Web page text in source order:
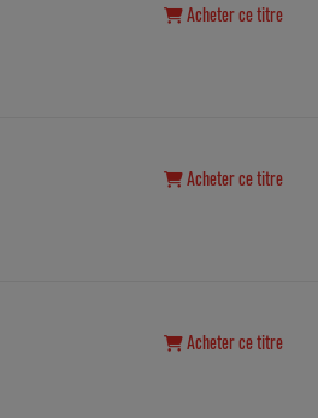
Acheter ce titre
Acheter ce titre
Acheter ce titre